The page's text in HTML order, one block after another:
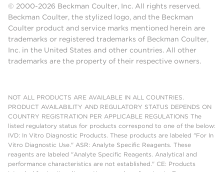
© 2000-2026 Beckman Coulter, Inc. All rights reserved.
Beckman Coulter, the stylized logo, and the Beckman
Coulter product and service marks mentioned herein are
trademarks or registered trademarks of Beckman Coulter,
Inc. in the United States and other countries. All other
trademarks are the property of their respective owners.
NOT ALL PRODUCTS ARE AVAILABLE IN ALL COUNTRIES.
PRODUCT AVAILABILITY AND REGULATORY STATUS DEPENDS ON
COUNTRY REGISTRATION PER APPLICABLE REGULATIONS The
listed regulatory status for products correspond to one of the below:
IVD: In Vitro Diagnostic Products. These products are labeled "For In
Vitro Diagnostic Use." ASR: Analyte Specific Reagents. These
reagents are labeled "Analyte Specific Reagents. Analytical and
performance characteristics are not established." CE: Products